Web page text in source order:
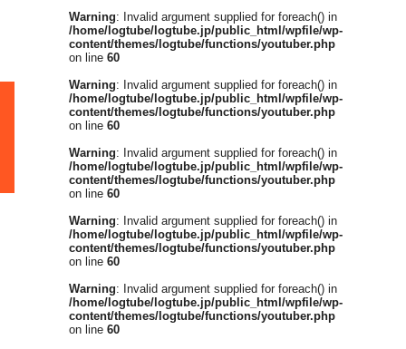
Warning: Invalid argument supplied for foreach() in
/home/logtube/logtube.jp/public_html/wpfile/wp-
content/themes/logtube/functions/youtuber.php
on line 60
Warning: Invalid argument supplied for foreach() in
/home/logtube/logtube.jp/public_html/wpfile/wp-
content/themes/logtube/functions/youtuber.php
on line 60
Warning: Invalid argument supplied for foreach() in
/home/logtube/logtube.jp/public_html/wpfile/wp-
content/themes/logtube/functions/youtuber.php
on line 60
Warning: Invalid argument supplied for foreach() in
/home/logtube/logtube.jp/public_html/wpfile/wp-
content/themes/logtube/functions/youtuber.php
on line 60
Warning: Invalid argument supplied for foreach() in
/home/logtube/logtube.jp/public_html/wpfile/wp-
content/themes/logtube/functions/youtuber.php
on line 60